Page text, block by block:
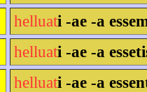
helluati -ae -a
helluati -ae -a
helluati -ae -a